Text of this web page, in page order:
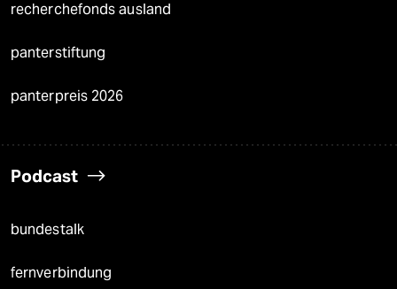
recherchefonds ausland
panterstiftung
panterpreis 2026
Podcast
bundestalk
fernverbindung